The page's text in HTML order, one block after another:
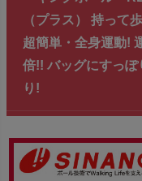
（プラス） 持って
超簡単・全身運動!
倍!! バッグにすっぽ
り!